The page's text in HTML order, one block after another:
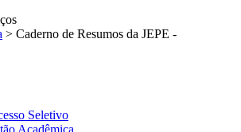
> Caderno de Resumos da JEPE -
Seletivo